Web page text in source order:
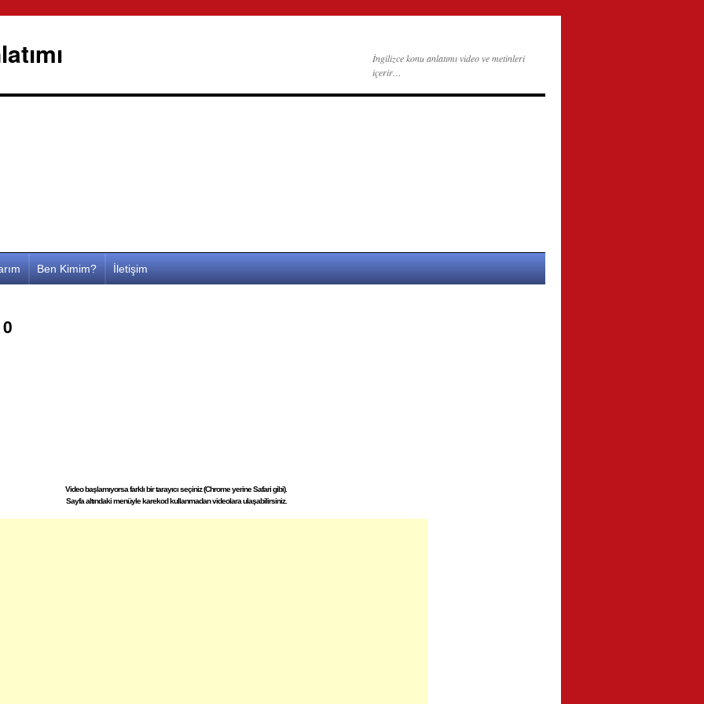
İngilizce konu anlatımı video ve metinleri
içerir…
Ben Kimim? İletişim
Video başlamıyorsa farklı bir tarayıcı seçiniz (Chrome yerine Safari gibi).
Sayfa altındaki menüyle karekod kullanmadan videolara ulaşabilirsiniz.